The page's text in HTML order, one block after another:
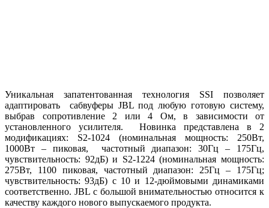
Уникальная запатентованная технология SSI позволяет
адаптировать сабвуферы JBL под любую готовую систему,
выбрав сопротивление 2 или 4 Ом, в зависимости от
установленного усилителя. Новинка представлена в 2
модификациях: S2-1024 (номинальная мощность: 250Вт,
1000Вт – пиковая, частотный диапазон: 30Гц – 175Гц,
чувствительность: 92дБ) и S2-1224 (номинальная мощность:
275Вт, 1100 пиковая, частотный диапазон: 25Гц – 175Гц;
чувствительность: 93дБ) с 10 и 12-дюймовыми динамиками
соответственно. JBL с большой внимательностью относится к
качеству каждого нового выпускаемого продукта.